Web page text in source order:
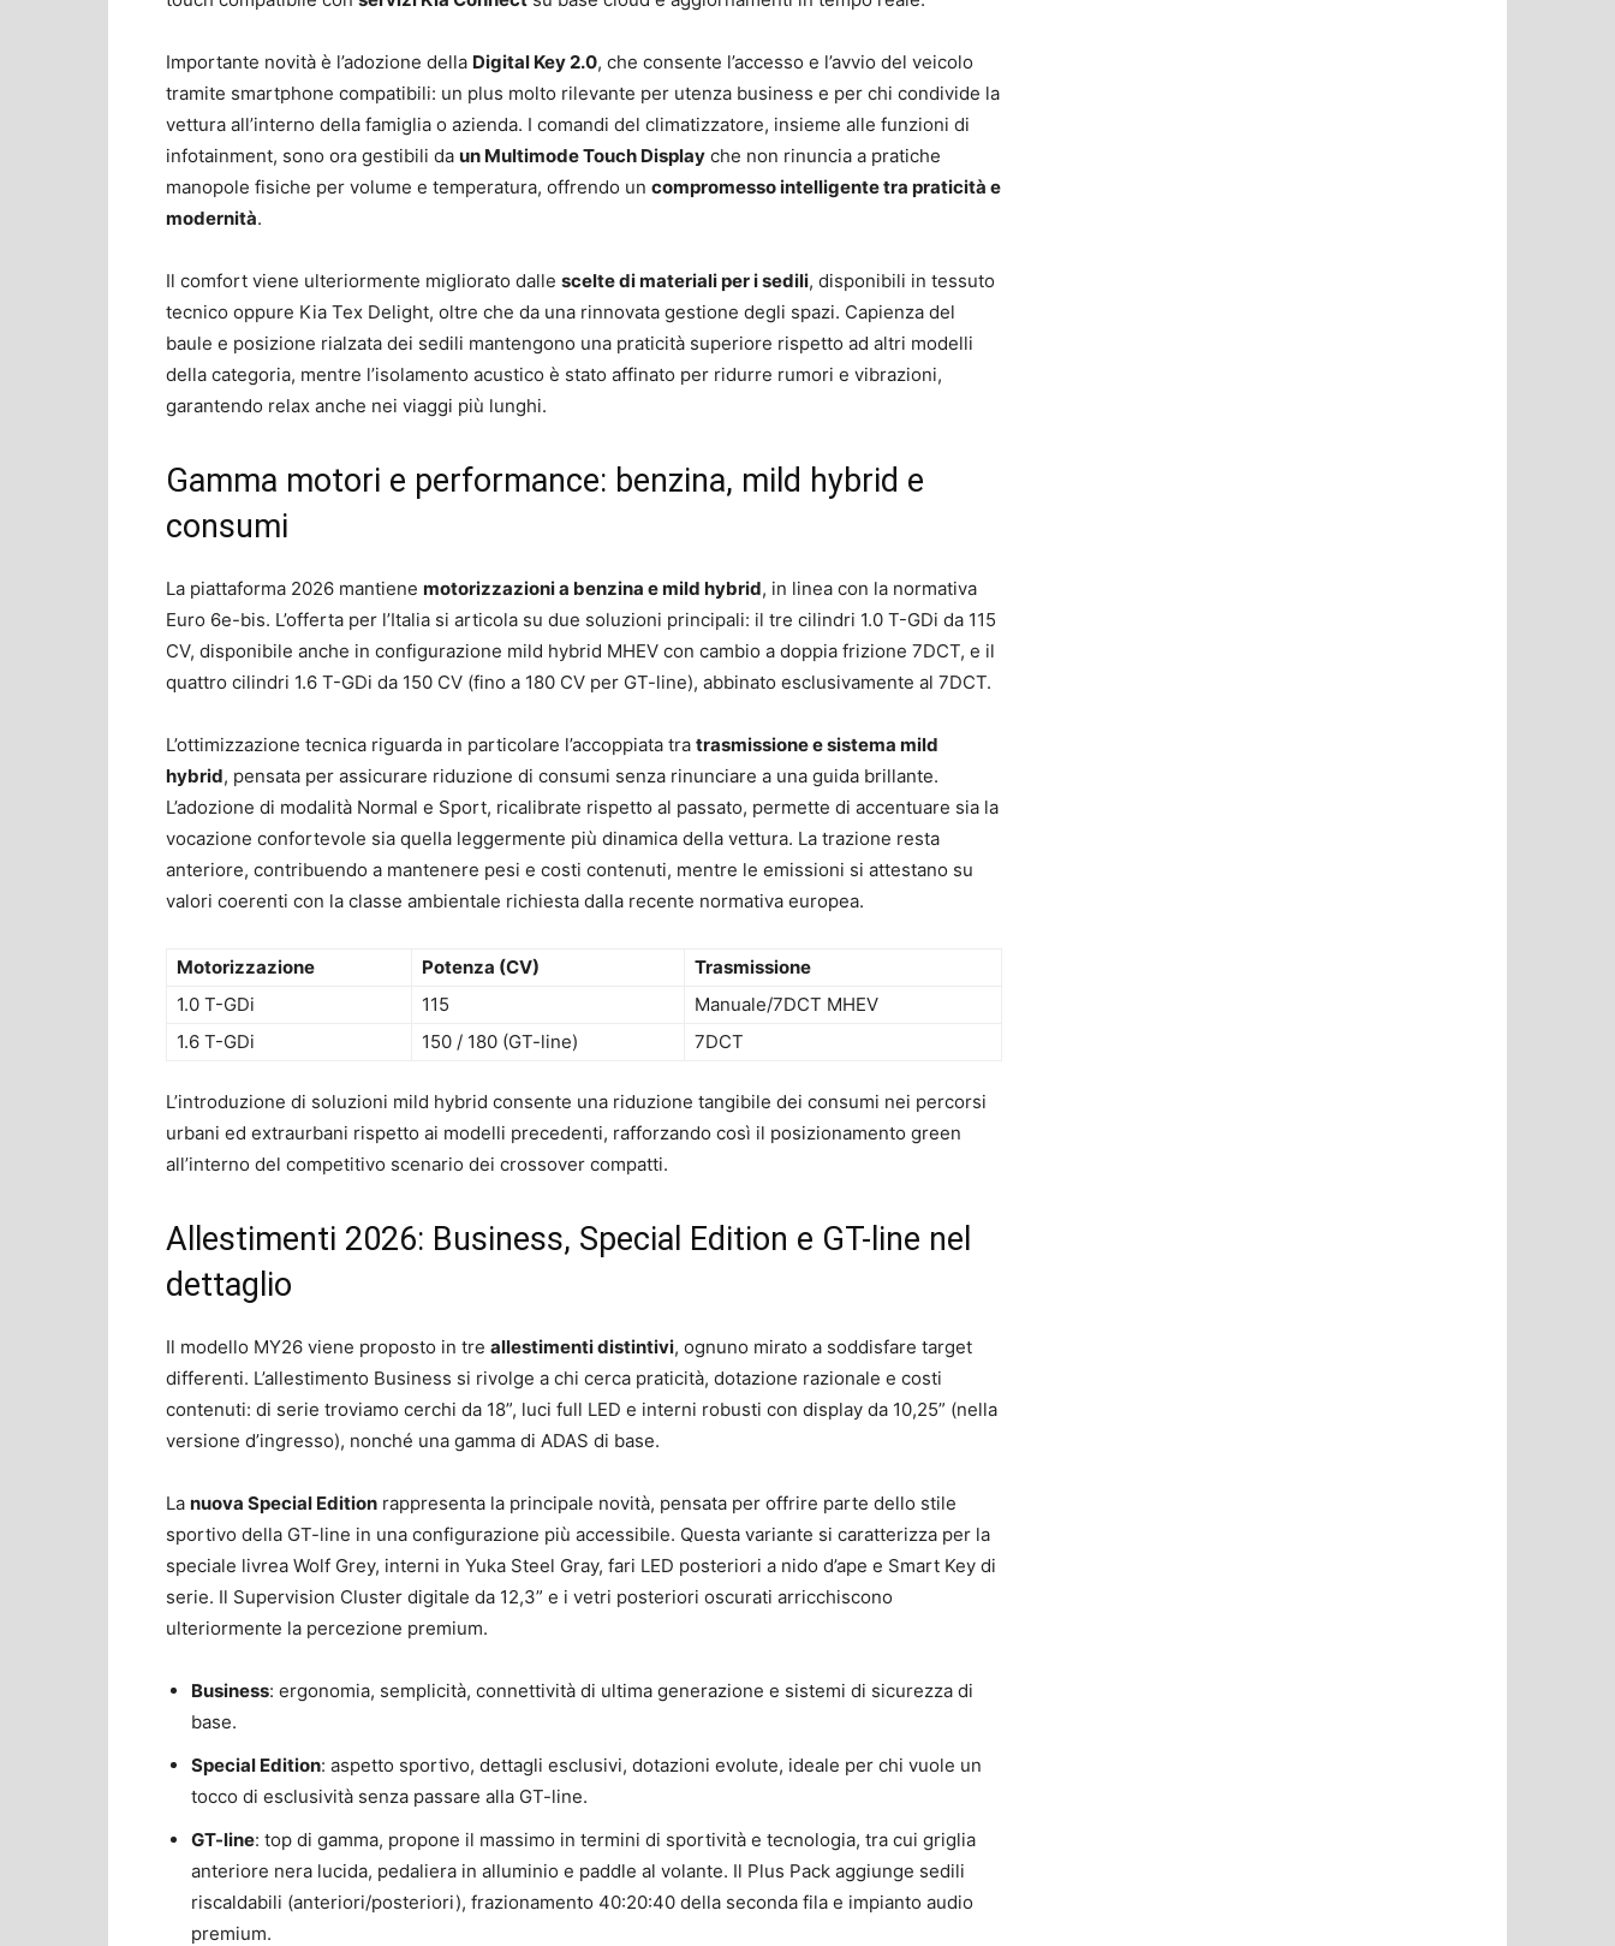
Importante novità è l’adozione della Digital Key 2.0, che consente l’accesso e l’avvio del veicolo
tramite smartphone compatibili: un plus molto rilevante per utenza business e per chi condivide la
vettura all’interno della famiglia o azienda. I comandi del climatizzatore, insieme alle funzioni di
infotainment, sono ora gestibili da un Multimode Touch Display che non rinuncia a pratiche
manopole fisiche per volume e temperatura, offrendo un compromesso intelligente tra praticità e
modernità.
Il comfort viene ulteriormente migliorato dalle scelte di materiali per i sedili, disponibili in tessuto
tecnico oppure Kia Tex Delight, oltre che da una rinnovata gestione degli spazi. Capienza del
baule e posizione rialzata dei sedili mantengono una praticità superiore rispetto ad altri modelli
della categoria, mentre l’isolamento acustico è stato affinato per ridurre rumori e vibrazioni,
garantendo relax anche nei viaggi più lunghi.
Gamma motori e performance: benzina, mild hybrid e
consumi
La piattaforma 2026 mantiene motorizzazioni a benzina e mild hybrid, in linea con la normativa
Euro 6e-bis. L’offerta per l’Italia si articola su due soluzioni principali: il tre cilindri 1.0 T-GDi da 115
CV, disponibile anche in configurazione mild hybrid MHEV con cambio a doppia frizione 7DCT, e il
quattro cilindri 1.6 T-GDi da 150 CV (fino a 180 CV per GT-line), abbinato esclusivamente al 7DCT.
L’ottimizzazione tecnica riguarda in particolare l’accoppiata tra trasmissione e sistema mild
hybrid, pensata per assicurare riduzione di consumi senza rinunciare a una guida brillante.
L’adozione di modalità Normal e Sport, ricalibrate rispetto al passato, permette di accentuare sia la
vocazione confortevole sia quella leggermente più dinamica della vettura. La trazione resta
anteriore, contribuendo a mantenere pesi e costi contenuti, mentre le emissioni si attestano su
valori coerenti con la classe ambientale richiesta dalla recente normativa europea.
Motorizzazione Potenza (CV)
Trasmissione
1.0 T-GDi
115
Manuale/7DCT MHEV
1.6 T-GDi
150 / 180 (GT-line) 7DCT
L’introduzione di soluzioni mild hybrid consente una riduzione tangibile dei consumi nei percorsi
urbani ed extraurbani rispetto ai modelli precedenti, rafforzando così il posizionamento green
all’interno del competitivo scenario dei crossover compatti.
Allestimenti 2026: Business, Special Edition e GT-line nel
dettaglio
Il modello MY26 viene proposto in tre allestimenti distintivi, ognuno mirato a soddisfare target
differenti. L’allestimento Business si rivolge a chi cerca praticità, dotazione razionale e costi
contenuti: di serie troviamo cerchi da 18”, luci full LED e interni robusti con display da 10,25” (nella
versione d’ingresso), nonché una gamma di ADAS di base.
La nuova Special Edition rappresenta la principale novità, pensata per offrire parte dello stile
sportivo della GT-line in una configurazione più accessibile. Questa variante si caratterizza per la
speciale livrea Wolf Grey, interni in Yuka Steel Gray, fari LED posteriori a nido d’ape e Smart Key di
serie. Il Supervision Cluster digitale da 12,3” e i vetri posteriori oscurati arricchiscono
ulteriormente la percezione premium.
Business: ergonomia, semplicità, connettività di ultima generazione e sistemi di sicurezza di
base.
Special Edition: aspetto sportivo, dettagli esclusivi, dotazioni evolute, ideale per chi vuole un
tocco di esclusività senza passare alla GT-line.
GT-line: top di gamma, propone il massimo in termini di sportività e tecnologia, tra cui griglia
anteriore nera lucida, pedaliera in alluminio e paddle al volante. Il Plus Pack aggiunge sedili
riscaldabili (anteriori/posteriori), frazionamento 40:20:40 della seconda fila e impianto audio
premium.